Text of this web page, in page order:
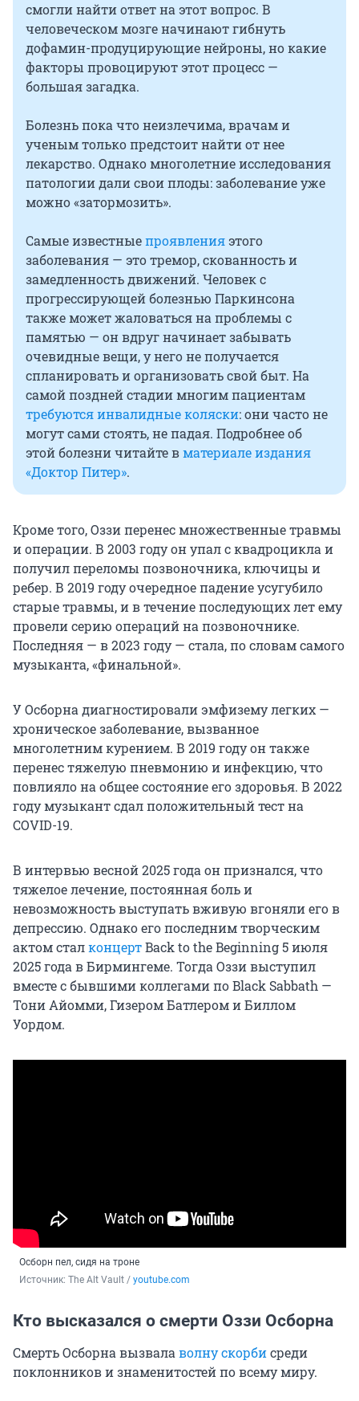
смогли найти ответ на этот вопрос. В
человеческом мозге начинают гибнуть
дофамин-продуцирующие нейроны, но какие
факторы провоцируют этот процесс —
большая загадка.
Болезнь пока что неизлечима, врачам и
ученым только предстоит найти от нее
лекарство. Однако многолетние исследования
патологии дали свои плоды: заболевание уже
можно «затормозить».
Самые известныепроявленияэтого
заболевания — это тремор, скованность и
замедленность движений. Человек с
прогрессирующей болезнью Паркинсона
также может жаловаться на проблемы с
памятью — он вдруг начинает забывать
очевидные вещи, у него не получается
спланировать и организовать свой быт. На
самой поздней стадии многим пациентам
требуются инвалидные коляски: они часто не
могут сами стоять, не падая. Подробнее об
этой болезни читайте вматериале издания
«Доктор Питер».
Кроме того, Оззи перенес множественные травмы
и операции. В 2003 году он упал с квадроцикла и
получил переломы позвоночника, ключицы и
ребер. В 2019 году очередное падение усугубило
старые травмы, и в течение последующих лет ему
провели серию операций на позвоночнике.
Последняя — в 2023 году — стала, по словам самого
музыканта, «финальной».
У Осборна диагностировали эмфизему легких —
хроническое заболевание, вызванное
многолетним курением. В 2019 году он также
перенес тяжелую пневмонию и инфекцию, что
повлияло на общее состояние его здоровья. В 2022
году музыкант сдал положительный тест на
COVID-19.
В интервью весной 2025 года он признался, что
тяжелое лечение, постоянная боль и
невозможность выступать вживую вгоняли его в
депрессию. Однако его последним творческим
актом сталконцертBack to the Beginning 5 июля
2025 года в Бирмингеме. Тогда Оззи выступил
вместе с бывшими коллегами по Black Sabbath —
Тони Айомми, Гизером Батлером и Биллом
Уордом.
Осборн пел, сидя на троне
Источник: The Alt Vault / youtube.com
Кто высказался о смерти Оззи Осборна
Смерть Осборна вызвалаволну скорбисреди
поклонников и знаменитостей по всему миру.